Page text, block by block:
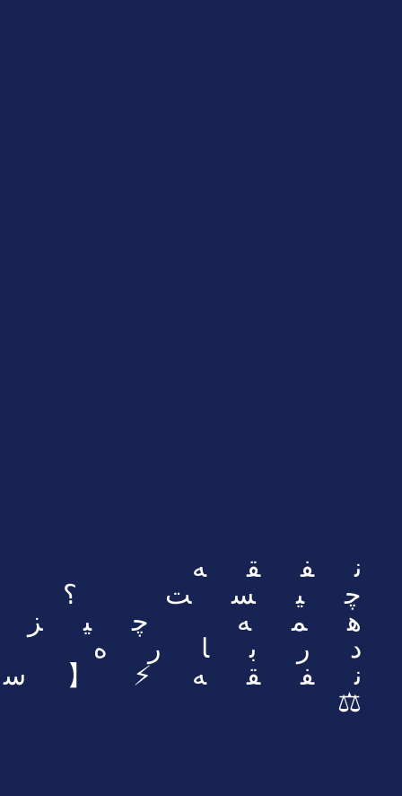
نفقه
چیست ؟
همه چیز
درباره
⚖️